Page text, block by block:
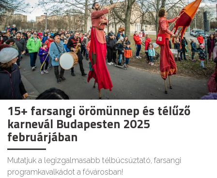
15+ farsangi örömünnep és télűző
karnevál Budapesten 2025
februárjában
Mutatjuk a legizgalmasabb télbúcsúztató, farsangi
programkavalkádot a fővárosban!